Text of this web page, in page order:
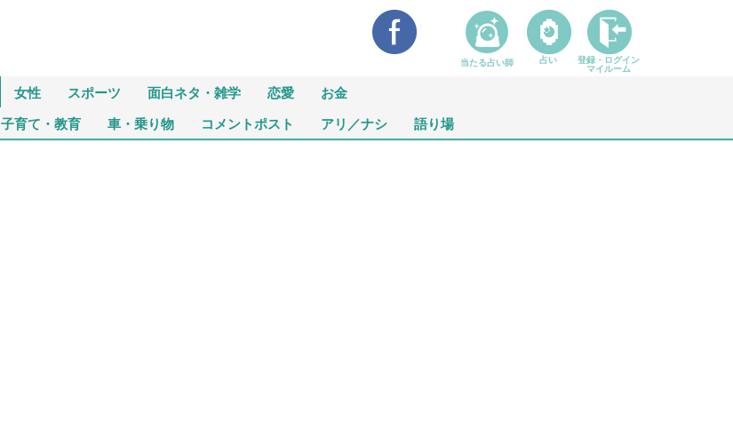
女性 スポーツ 面白ネタ・雑学 恋愛 お金
子育て・教育 車・乗り物 コメントポスト アリ／ナシ 語り場
当たる占い師 占い
登録・ログイン
マイルーム